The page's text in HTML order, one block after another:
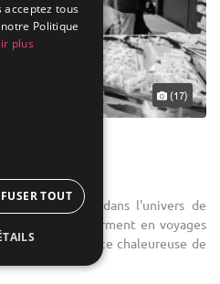
(17)
: FR - Entre dans l'univers de
se transforment en voyages
invités l'ambiance chaleureuse de
acceptez tous
Politique
plus
TOUT